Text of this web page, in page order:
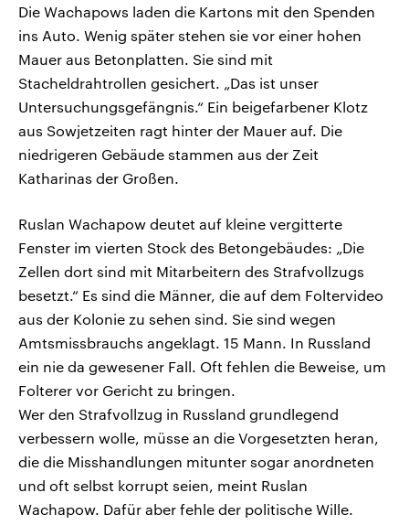
Die Wachapows laden die Kartons mit den Spenden
ins Auto. Wenig später stehen sie vor einer hohen
Mauer aus Betonplatten. Sie sind mit
Stacheldrahtrollen gesichert. „Das ist unser
Untersuchungsgefängnis.“ Ein beigefarbener Klotz
aus Sowjetzeiten ragt hinter der Mauer auf. Die
niedrigeren Gebäude stammen aus der Zeit
Katharinas der Großen.
Ruslan Wachapow deutet auf kleine vergitterte
Fenster im vierten Stock des Betongebäudes: „Die
Zellen dort sind mit Mitarbeitern des Strafvollzugs
besetzt.“ Es sind die Männer, die auf dem Foltervideo
aus der Kolonie zu sehen sind. Sie sind wegen
Amtsmissbrauchs angeklagt. 15 Mann. In Russland
ein nie da gewesener Fall. Oft fehlen die Beweise, um
Folterer vor Gericht zu bringen.
Wer den Strafvollzug in Russland grundlegend
verbessern wolle, müsse an die Vorgesetzten heran,
die die Misshandlungen mitunter sogar anordneten
und oft selbst korrupt seien, meint Ruslan
Wachapow. Dafür aber fehle der politische Wille.